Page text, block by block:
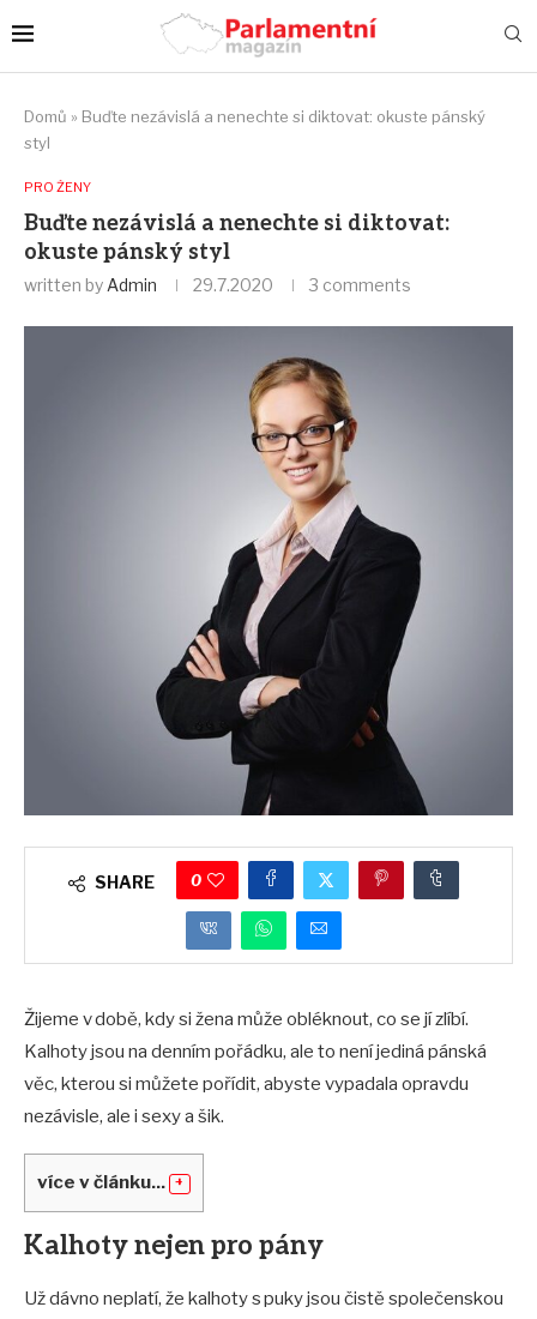
Domů » Buďte nezávislá a nenechte si diktovat: okuste pánský
styl
PRO ŽENY
Buďte nezávislá a nenechte si diktovat:
okuste pánský styl
written by Admin 29.7.2020 3 comments
SHARE 0
Žijeme v době, kdy si žena může obléknout, co se jí zlíbí.
Kalhoty jsou na denním pořádku, ale to není jediná pánská
věc, kterou si můžete pořídit, abyste vypadala opravdu
nezávisle, ale i sexy a šik.
více v článku...
Kalhoty nejen pro pány
Už dávno neplatí, že kalhoty s puky jsou čistě společenskou